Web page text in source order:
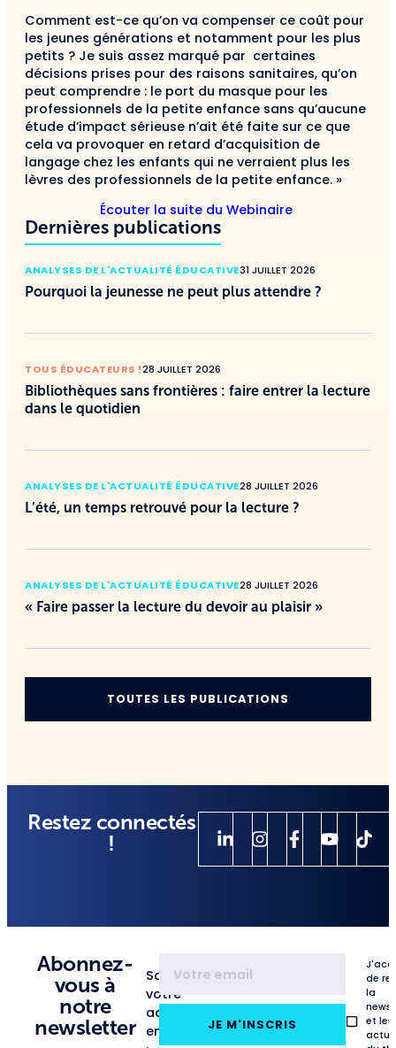
Comment est-ce qu’on va compenser ce coût pour
les jeunes générations et notamment pour les plus
petits ? Je suis assez marqué par certaines
décisions prises pour des raisons sanitaires, qu’on
peut comprendre : le port du masque pour les
professionnels de la petite enfance sans qu’aucune
étude d’impact sérieuse n’ait été faite sur ce que
cela va provoquer en retard d’acquisition de
langage chez les enfants qui ne verraient plus les
lèvres des professionnels de la petite enfance. »
Écouter la suite du Webinaire
Dernières publications
ANALYSES DE L'ACTUALITÉ ÉDUCATIVE31 JUILLET 2026
Pourquoi la jeunesse ne peut plus attendre ?
TOUS ÉDUCATEURS !28 JUILLET 2026
Bibliothèques sans frontières : faire entrer la lecture
dans le quotidien
ANALYSES DE L'ACTUALITÉ ÉDUCATIVE28 JUILLET 2026
L’été, un temps retrouvé pour la lecture ?
ANALYSES DE L'ACTUALITÉ ÉDUCATIVE28 JUILLET 2026
« Faire passer la lecture du devoir au plaisir »
TOUTES LES PUBLICATIONS
Restez connectés
!
Abonnez-
vous à
notre
newsletter
Saisissez
votre
adresse
email
JE M'INSCRIS
de
la
et les